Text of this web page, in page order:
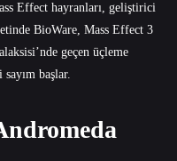
Effect hayranları, geliştirici
BioWare, Mass Effect 3
geçen üçleme
başlar.